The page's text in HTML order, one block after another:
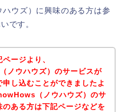
ウズ）に興味のある方は参
です。
ージより、
ノウハウズ）のサービスが
申し込むことができましたよ
（ノウハウズ）のサ
のある方は下記ページなどを